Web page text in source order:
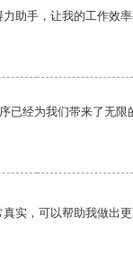
助手，让我的工作效
已经为我们带来了无限
实，可以帮助我做出更